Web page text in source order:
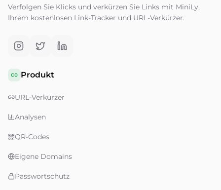
Verfolgen Sie Klicks und verkürzen Sie Links mit MiniLy,
Ihrem kostenlosen Link-Tracker und URL-Verkürzer.
Produkt
URL-Verkürzer
Analysen
QR-Codes
Eigene Domains
Passwortschutz